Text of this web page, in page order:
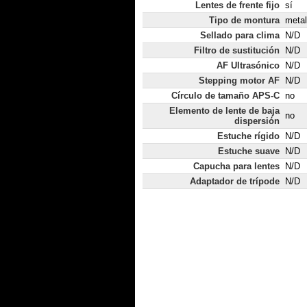
Lentes de frente fijo sí
Tipo de montura metal
Sellado para clima
N/D
Filtro de sustitución
N/D
AF Ultrasónico
N/D
Stepping motor AF
N/D
Círculo de tamaño APS-C no
Elemento de lente de baja
dispersión
no
Estuche rígido
N/D
Estuche suave
N/D
Capucha para lentes
N/D
Adaptador de trípode
N/D